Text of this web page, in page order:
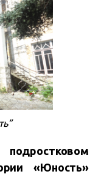
«Юность»